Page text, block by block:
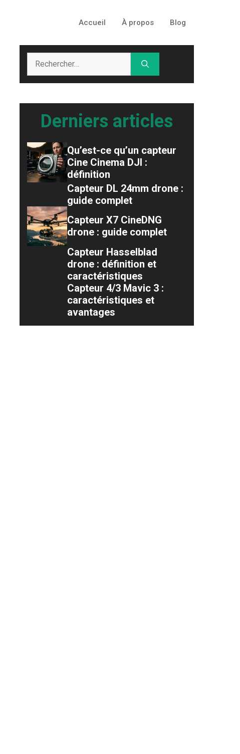
Accueil À propos Blog
Derniers articles
Qu’est-ce qu’un capteur
Cine Cinema DJI :
définition
Capteur DL 24mm drone :
guide complet
Capteur X7 CineDNG
drone : guide complet
Capteur Hasselblad
drone : définition et
caractéristiques
Capteur 4/3 Mavic 3 :
caractéristiques et
avantages